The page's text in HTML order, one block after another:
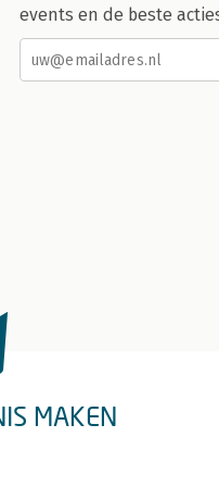
events en de beste
MAKEN